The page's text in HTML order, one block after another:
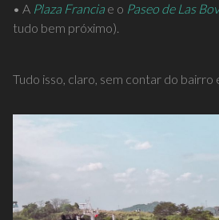
• A Plaza Francia e o Paseo de Las
tudo bem próximo).
Tudo isso, claro, sem contar do